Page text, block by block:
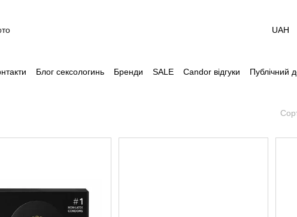
UAH
Блог сексологинь Бренди SALE Candor відгуки
Публічний